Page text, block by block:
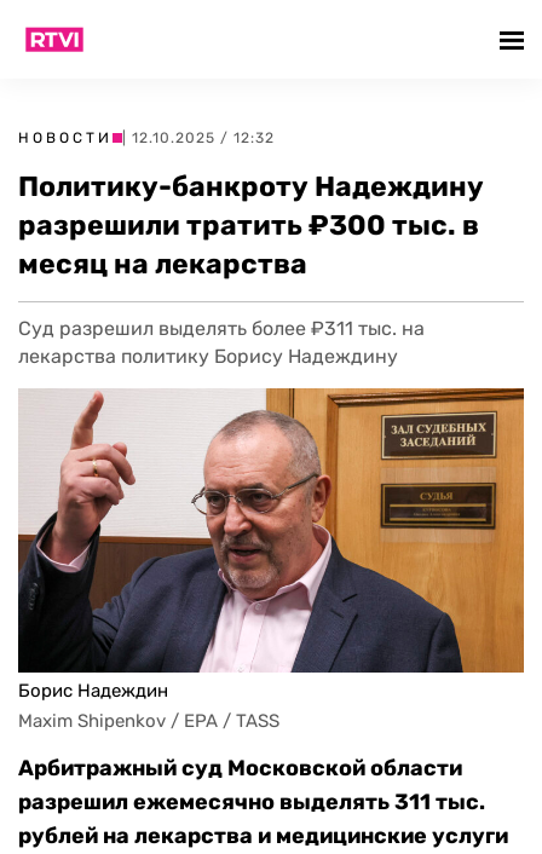
НОВОСТИ | 12.10.2025 / 12:32
Политику-банкроту Надеждину
разрешили тратить ₽300 тыс. в
месяц на лекарства
Суд разрешил выделять более ₽311 тыс. на
лекарства политику Борису Надеждину
Борис Надеждин
Maxim Shipenkov / EPA / TASS
Арбитражный суд Московской области
разрешил ежемесячно выделять 311 тыс.
рублей на лекарства и медицинские услуги